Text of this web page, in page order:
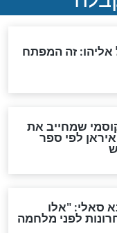
אפיקורסות
של
יהיה